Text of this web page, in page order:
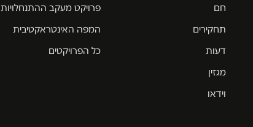
חם
תחקירים
דעות
מגזין
וידאו
פרויקט מעקב ההתנחלויות
המפה האינטראקטיבית
כל הפרויקטים